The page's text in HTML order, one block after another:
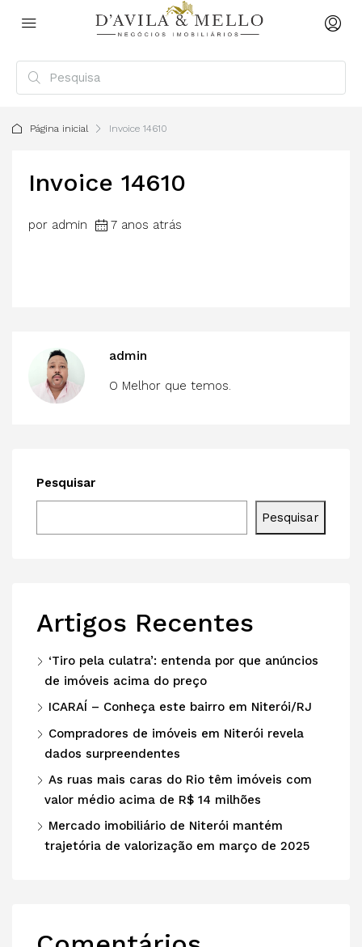
Página inicial Invoice 14610
Invoice 14610
por admin 7 anos atrás
admin
O Melhor que temos.
Pesquisar
Pesquisar
Artigos Recentes
‘Tiro pela culatra’: entenda por que anúncios
de imóveis acima do preço
ICARAÍ – Conheça este bairro em Niterói/RJ
Compradores de imóveis em Niterói revela
dados surpreendentes
As ruas mais caras do Rio têm imóveis com
valor médio acima de R$ 14 milhões
Mercado imobiliário de Niterói mantém
trajetória de valorização em março de 2025